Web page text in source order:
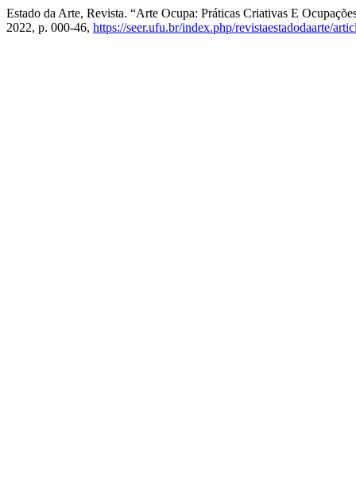
Estado da Arte, Revista. “Arte Ocupa: Práticas Criativas E
2022, p. 000-46, https://seer.ufu.br/index.php/revistaestadodaarte/